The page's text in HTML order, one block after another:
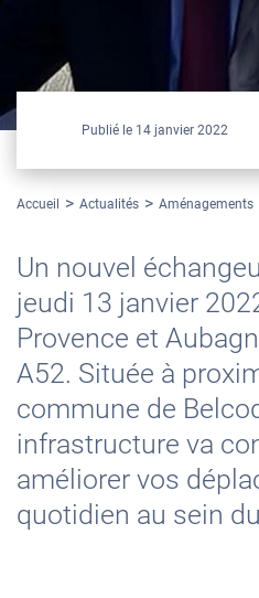
Publié le 14 janvier 2022
Accueil Actualités Aménagements
Un nouvel
jeudi 13 janvier
Provence et
A52. Située à
commune de
infrastructure va
améliorer vos
quotidien au sein